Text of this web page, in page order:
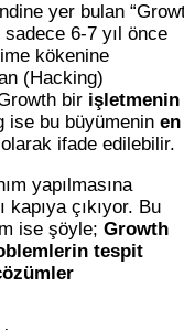
yer bulan
sadece 6-7 yıl önce
kökenine
(Hacking)
bir işletmenin
ise bu büyümenin en
ifade edilebilir.
yapılmasına
çıkıyor. Bu
ise şöyle; Growth
tespit